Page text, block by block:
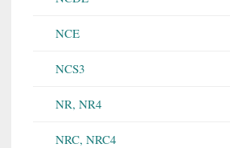
NCE
NCS3
NR, NR4
NRC, NRC4